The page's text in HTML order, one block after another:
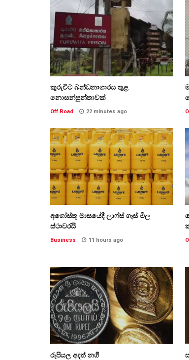
කුරුවිට බන්ධනාගාරය තුළ
නොසන්සුන්තාවක්
Off Road 22 minutes ago
අගෝස්තු මාසයේදී ලාෆ්ස් ගෑස් මිල
ස්ථාවරයි
Business 11 hours ago
රුපියල අදත් නගී